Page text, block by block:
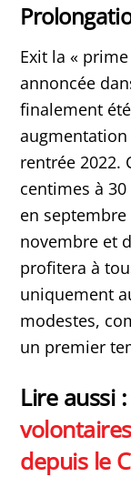
Exit la «
annoncée
finalement
rentrée 2022.
centimes à
en
novembre et
profitera à
uniquement
modestes,
un premier
Lire aussi :
depuis le